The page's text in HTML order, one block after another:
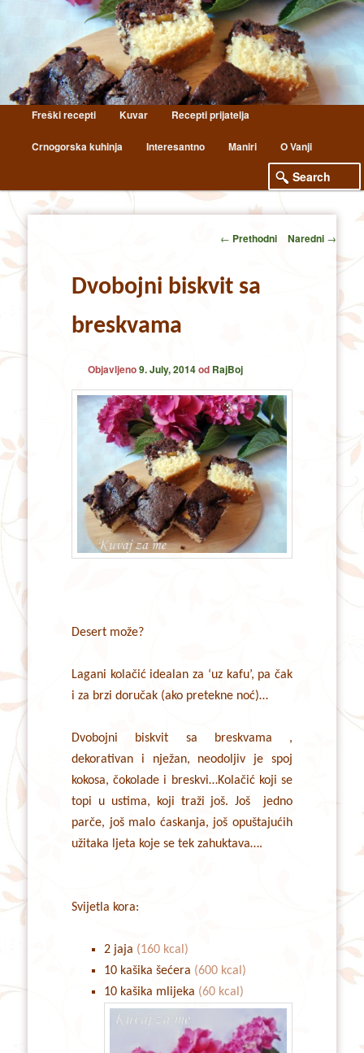
Main
Skip
to
primary
Skip
to
secondary
Freški recepti Kuvar Recepti prijatelja
Crnogorska kuhinja Interesantno Maniri O Vanji
Post
← Prethodni Naredni →
Dvobojni biskvit sa
breskvama
Objavljeno9. July, 2014od RajBoj
Desert može?
Lagani kolačić idealan za ‘uz kafu’, pa čak
i za brzi doručak (ako pretekne noć)…
Dvobojni biskvit sa breskvama ,
dekorativan i nježan, neodoljiv je spoj
kokosa, čokolade i breskvi…Kolačić koji se
topi u ustima, koji traži još. Još jedno
parče, još malo ćaskanja, još opuštajućih
užitaka ljeta koje se tek zahuktava….
Svijetla kora:
2 jaja (160 kcal)
10 kašika šećera (600 kcal)
10 kašika mlijeka (60 kcal)